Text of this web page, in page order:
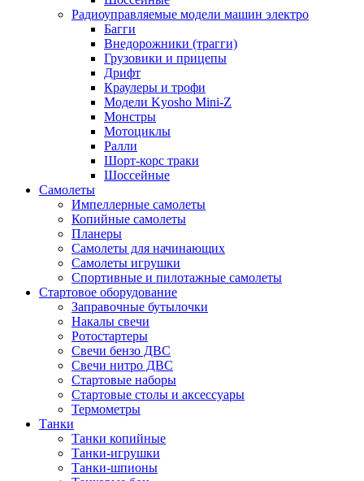
Радиоуправляемые модели машин электро
Багги
Внедорожники (трагги)
Грузовики и прицепы
Дрифт
Краулеры и трофи
Модели Kyosho Mini-Z
Монстры
Мотоциклы
Ралли
Шорт-корс траки
Шоссейные
Самолеты
Импеллерные самолеты
Копийные самолеты
Планеры
Самолеты для начинающих
Самолеты игрушки
Спортивные и пилотажные самолеты
Стартовое оборудование
Заправочные бутылочки
Накалы свечи
Ротостартеры
Свечи бензо ДВС
Свечи нитро ДВС
Стартовые наборы
Стартовые столы и аксессуары
Термометры
Танки
Танки копийные
Танки-игрушки
Танки-шпионы